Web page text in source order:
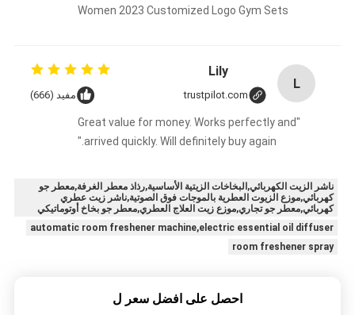
Women 2023 Customized Logo Gym Sets
L
Lily
trustpilot.com مفيد (666)
"Great value for money. Works perfectly and
arrived quickly. Will definitely buy again."
ناشر الزيت الكهربائي,البخاخات الزيتية الأساسية,رذاذ معطر الغرفة,معطر جو
كهربائي,موزع الزيوت العطرية بالموجات فوق الصوتية,ناشر زيت عطري
كهربائي,معطر جو تجاري,موزع زيت العلاج العطري,معطر جو بخاخ أوتوماتيكي
automatic room freshener machine,electric essential oil diffuser
room freshener spray
احصل على افضل سعر ل